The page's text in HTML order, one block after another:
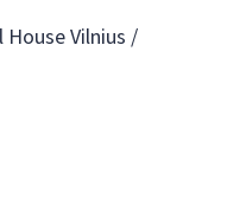
Vilnius /